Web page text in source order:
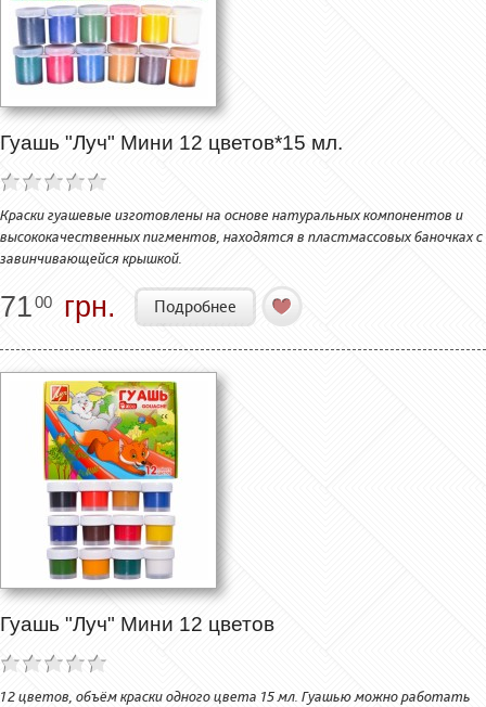
Гуашь "Луч" Мини 12 цветов*15 мл.
Краски гуашевые изготовлены на основе натуральных компонентов и
высококачественных пигментов, находятся в пластмассовых баночках с
завинчивающейся крышкой.
7100 грн. Подробнее
Гуашь "Луч" Мини 12 цветов
12 цветов, объём краски одного цвета 15 мл. Гуашью можно работать